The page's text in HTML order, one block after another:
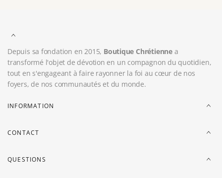
Depuis sa fondation en 2015, Boutique Chrétiennea
transformé l'objet de dévotion en un compagnon du quotidien,
tout en s'engageant à faire rayonner la foi au cœur de nos
foyers, de nos communautés et du monde.
INFORMATION
CONTACT
QUESTIONS